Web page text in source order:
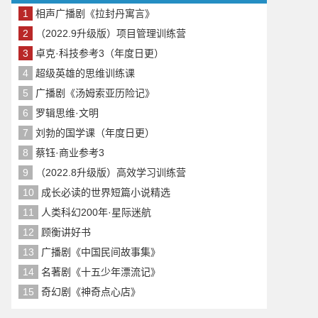
1
相声广播剧《拉封丹寓言》
2
（2022.9升级版）项目管理训练营
3
卓克·科技参考3（年度日更）
4
超级英雄的思维训练课
5
广播剧《汤姆索亚历险记》
6
罗辑思维·文明
7
刘勃的国学课（年度日更）
8
蔡钰·商业参考3
9
（2022.8升级版）高效学习训练营
10
成长必读的世界短篇小说精选
11
人类科幻200年·星际迷航
12
顾衡讲好书
13
广播剧《中国民间故事集》
14
名著剧《十五少年漂流记》
15
奇幻剧《神奇点心店》